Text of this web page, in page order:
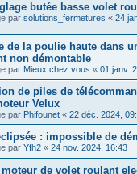
butée basse volet
par solutions_fermetures « 24
de la poulie haute dans
non démontable
par Mieux chez vous « 01 janv.
de piles de
Velux
par Phifounet « 22 déc. 2024,
: impossible de
par Yfh2 « 24 nov. 2024, 16:43
moteur de volet roulant